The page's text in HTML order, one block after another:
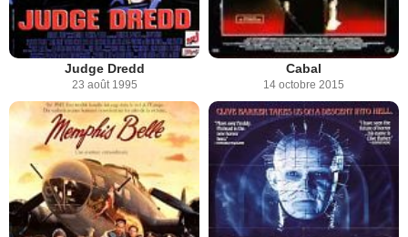
Judge Dredd
23 août 1995
Cabal
14 octobre 2015